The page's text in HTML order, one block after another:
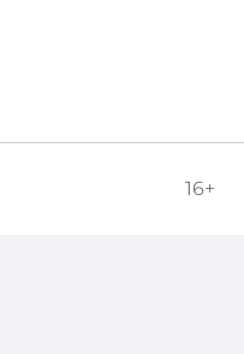
16+